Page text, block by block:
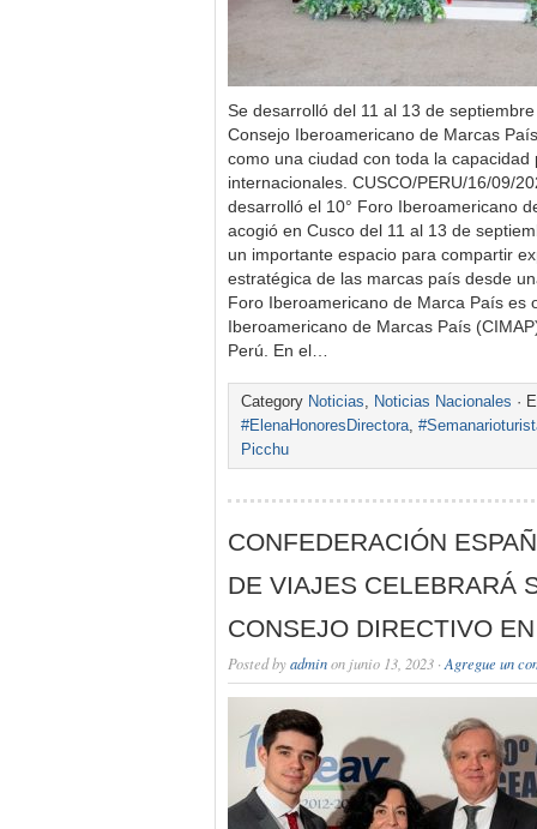
Se desarrolló del 11 al 13 de
Consejo Iberoamericano de Marcas
como una ciudad con toda la capacidad
internacionales. CUSCO/PERU/16/09/
desarrolló el 10° Foro Iberoamericano
acogió en Cusco del 11 al 13 de
un importante espacio para compartir
estratégica de las marcas país desde
Foro Iberoamericano de Marca País es
Iberoamericano de Marcas País
Perú. En el…
Category Noticias, Noticias Nacionales ·
#ElenaHonoresDirectora,
Picchu
CONFEDERACIÓN
DE VIAJES CELEBRARÁ
CONSEJO DIRECTIVO
Posted byadminon junio 13, 2023 · Agregue un